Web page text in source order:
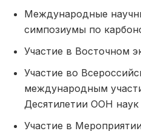
Международные
симпозиумы по
Участие в Восточном
Участие во
международным
Десятилетии ООН наук
Участие в